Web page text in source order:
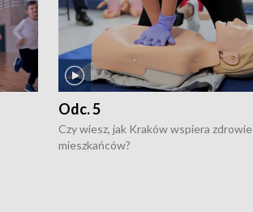
Odc. 5
Czy wiesz, jak Kraków wspiera zdrowie
mieszkańców?